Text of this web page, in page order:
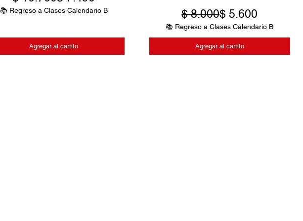
📚 Regreso a Clases Calendario B
Agregar al carrito
Precio
$ 8.000Precio de oferta
$ 5.600
📚 Regreso a Clases Calendario B
Agregar al carrito